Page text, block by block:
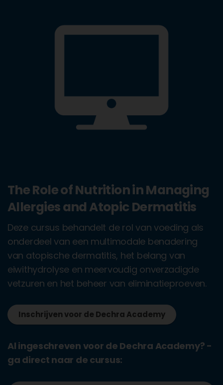
The Role of Nutrition in Managing
Allergies and Atopic Dermatitis
Deze cursus behandelt de rol van voeding als
onderdeel van een multimodale benadering
van atopische dermatitis, het belang van
eiwithydrolyse en meervoudig onverzadigde
vetzuren en het beheer van eliminatieproeven.
Inschrijven voor de Dechra Academy
Al ingeschreven voor de Dechra Academy? -
ga direct naar de cursus: